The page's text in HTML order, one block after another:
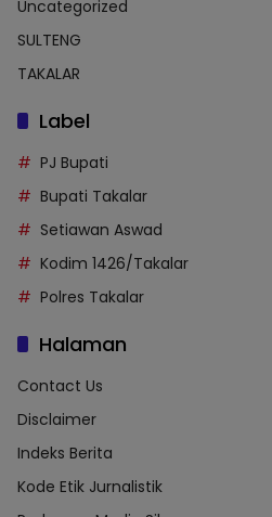
Uncategorized
SULTENG
TAKALAR
Label
PJ Bupati
Bupati Takalar
Setiawan Aswad
Kodim 1426/Takalar
Polres Takalar
Halaman
Contact Us
Disclaimer
Indeks Berita
Kode Etik Jurnalistik